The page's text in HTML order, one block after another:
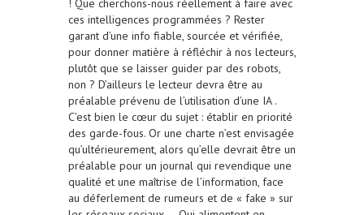
! Que cherchons-nous réellement à faire avec
ces intelligences programmées ? Rester
garant d’une info fiable, sourcée et vérifiée,
pour donner matière à réfléchir à nos lecteurs,
plutôt que se laisser guider par des robots,
non ? D’ailleurs le lecteur devra être au
préalable prévenu de l’utilisation d’une IA .
C’est bien le cœur du sujet : établir en priorité
des garde-fous. Or une charte n’est envisagée
qu’ultérieurement, alors qu’elle devrait être un
préalable pour un journal qui revendique une
qualité et une maîtrise de l’information, face
au déferlement de rumeurs et de « fake » sur